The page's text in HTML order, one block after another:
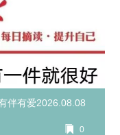
伴有爱2026.08.08
0